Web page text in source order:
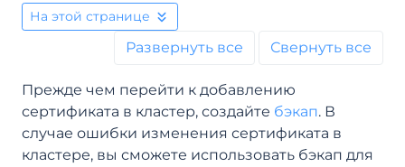
На этой странице
Развернуть все Свернуть все
Прежде чем перейти к добавлению
сертификата в кластер, создайте бэкап. В
случае ошибки изменения сертификата в
кластере, вы сможете использовать бэкап для